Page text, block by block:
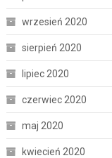
wrzesień 2020
sierpień 2020
lipiec 2020
czerwiec 2020
maj 2020
kwiecień 2020